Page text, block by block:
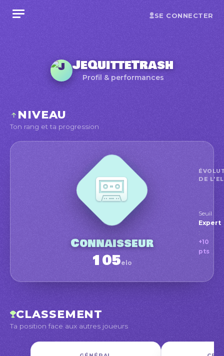
SE CONNECTER
JeQuitteTrash
Profil & performances
NIVEAU
Ton rang et ta progression
Connaisseur
105elo
DE
Position
Seuil
Expert
:
+10
pts
CLASSEMENT
Ta position face aux autres joueurs